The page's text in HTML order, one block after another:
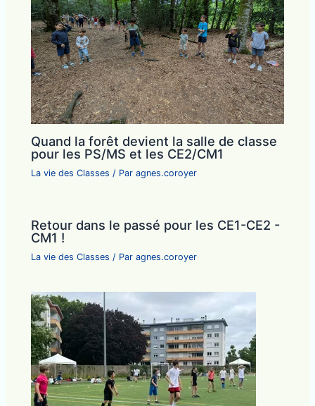
Quand la forêt devient la salle de classe
pour les PS/MS et les CE2/CM1
La vie des Classes / Paragnes.coroyer
Retour dans le passé pour les CE1-CE2 -
CM1 !
La vie des Classes / Paragnes.coroyer